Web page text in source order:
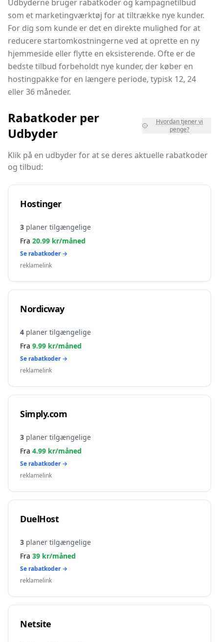
Udbyderne bruger rabatkoder og kampagnetilbud
som et marketingværktøj for at tiltrække nye kunder.
For dig som kunde er det en direkte mulighed for at
reducere startomkostningerne ved at oprette en ny
hjemmeside eller flytte en eksisterende. Ofte er de
bedste tilbud forbeholdt nye kunder, der køber en
hostingpakke for en længere periode, typisk 12, 24
eller 36 måneder.
Rabatkoder per
Udbyder
Hvordan tjener vi
penge?
Klik på en udbyder for at se deres aktuelle rabatkoder
og tilbud:
Hostinger
3 planer tilgængelige
Fra 20.99 kr/måned
Se rabatkoder →
reklamelink
Nordicway
4 planer tilgængelige
Fra 9.99 kr/måned
Se rabatkoder →
reklamelink
Simply.com
3 planer tilgængelige
Fra 4.99 kr/måned
Se rabatkoder →
reklamelink
DuelHost
3 planer tilgængelige
Fra 39 kr/måned
Se rabatkoder →
reklamelink
Netsite